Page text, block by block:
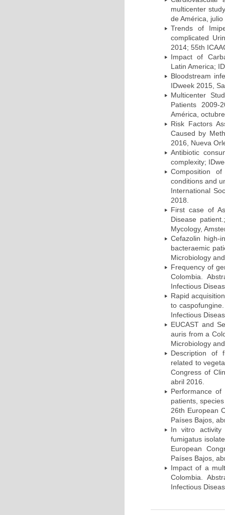
multicenter
de América, julio
Trends of
complicated
2014; 55th
Impact of
Latin America;
Bloodstream
IDweek 2015,
Multicenter
Patients 2009-
América,
Risk Factors
Caused by
2016, Nueva
Antibiotic
complexity;
Composition
conditions and
International
2018.
First case of
Disease
Mycology,
Cefazolin high-
bacteraemic
Microbiology
Frequency of
Colombia.
Infectious
Rapid
to
Infectious
EUCAST and
auris from a
Microbiology
Description of
related to
Congress of
abril 2016.
Performance
patients,
26th European
Países Bajos,
In vitro activity
fumigatus
European
Países Bajos,
Impact of a
Colombia.
Infectious